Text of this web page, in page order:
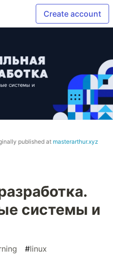
Create account
published at masterarthur.xyz
системы и
#linux